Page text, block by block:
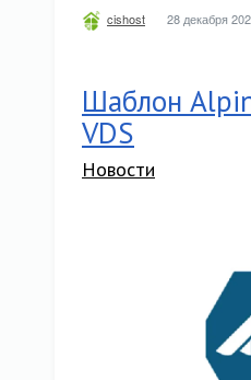
cishost 28 декабря
Шаблон
VDS
Новости